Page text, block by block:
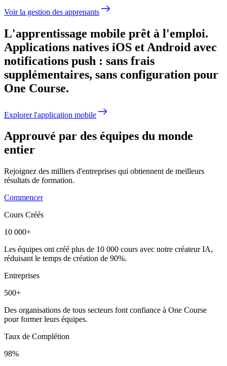
Voir la gestion des apprenants
L'apprentissage mobile prêt à l'emploi.
Applications natives iOS et Android avec
notifications push : sans frais
supplémentaires, sans configuration pour
One Course.
Explorer l'application mobile
Approuvé par des équipes du monde
entier
Rejoignez des milliers d'entreprises qui obtiennent de meilleurs
résultats de formation.
Commencer
Cours Créés
10 000+
Les équipes ont créé plus de 10 000 cours avec notre créateur IA,
réduisant le temps de création de 90%.
Entreprises
500+
Des organisations de tous secteurs font confiance à One Course
pour former leurs équipes.
Taux de Complétion
98%